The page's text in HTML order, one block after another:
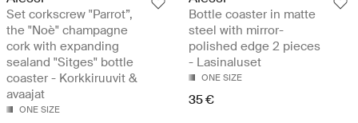
Set corkscrew "Parrot”,
the "Noè" champagne
cork with expanding
sealand "Sitges" bottle
coaster - Korkkiruuvit &
avaajat
ONE SIZE
Bottle coaster in matte
steel with mirror-
polished edge 2 pieces
- Lasinaluset
ONE SIZE
35 €